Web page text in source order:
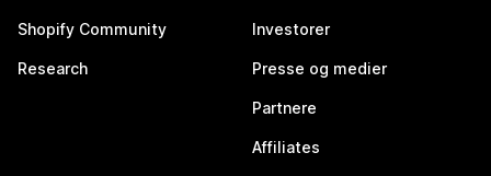
Shopify Community
Research
Investorer
Presse og medier
Partnere
Affiliates